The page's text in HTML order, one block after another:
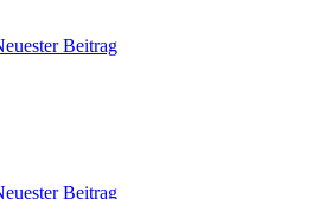
Beitrag
Beitrag